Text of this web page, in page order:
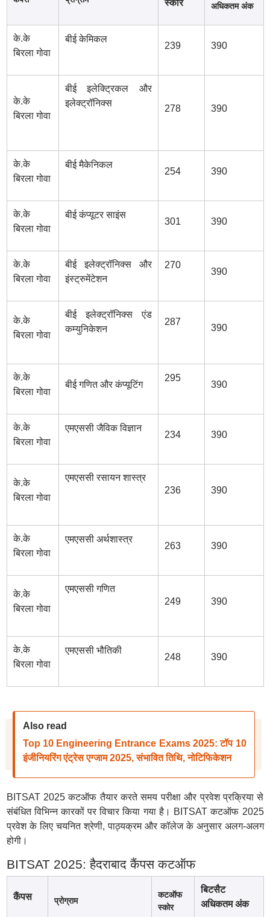
स्कोर अधिकतम अंक
के.के
बिरला गोवा
बीई केमिकल
239 390
के.के
बिरला गोवा
बीई इलेक्ट्रिकल और
इलेक्ट्रॉनिक्स
278 390
के.के
बिरला गोवा
बीई मैकेनिकल
254 390
के.के
बिरला गोवा
बीई कंप्यूटर साइंस
301 390
के.के
बिरला गोवा
बीई इलेक्ट्रॉनिक्स और
इंस्ट्रुमेंटेशन
270
390
के.के
बिरला गोवा
बीई इलेक्ट्रॉनिक्स एंड
कम्युनिकेशन
287
390
के.के
बिरला गोवा
बीई गणित और कंप्यूटिंग
295
390
के.के
बिरला गोवा
एमएससी जैविक विज्ञान
234 390
के.के
बिरला गोवा
एमएससी रसायन शास्त्र
236
390
के.के
बिरला गोवा
एमएससी अर्थशास्त्र
263 390
के.के
बिरला गोवा
एमएससी गणित
249
390
के.के
बिरला गोवा
एमएससी भौतिकी
248 390
Also read
Top 10 Engineering Entrance Exams 2025: टॉप 10
इंजीनियरिंग एंट्रेस एग्जाम 2025, संभावित तिथि, नोटिफिकेशन
BITSAT 2025 कटऑफ तैयार करते समय परीक्षा और प्रवेश प्रक्रिया से
संबंधित विभिन्न कारकों पर विचार किया गया है। BITSAT कटऑफ 2025
प्रवेश के लिए चयनित श्रेणी, पाठ्यक्रम और कॉलेज के अनुसार अलग-अलग
होगी।
BITSAT 2025: हैदराबाद कैंपस कटऑफ
कैंपस प्रोग्राम
कटऑफ
स्कोर
बिटसैट
अधिकतम अंक